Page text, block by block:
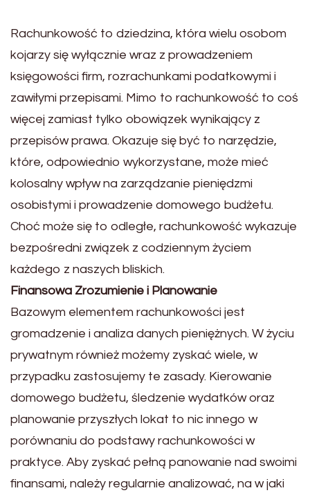
Rachunkowość to dziedzina, która wielu osobom
kojarzy się wyłącznie wraz z prowadzeniem
księgowości firm, rozrachunkami podatkowymi i
zawiłymi przepisami. Mimo to rachunkowość to coś
więcej zamiast tylko obowiązek wynikający z
przepisów prawa. Okazuje się być to narzędzie,
które, odpowiednio wykorzystane, może mieć
kolosalny wpływ na zarządzanie pieniędzmi
osobistymi i prowadzenie domowego budżetu.
Choć może się to odległe, rachunkowość wykazuje
bezpośredni związek z codziennym życiem
każdego z naszych bliskich.
Finansowa Zrozumienie i Planowanie
Bazowym elementem rachunkowości jest
gromadzenie i analiza danych pieniężnych. W życiu
prywatnym również możemy zyskać wiele, w
przypadku zastosujemy te zasady. Kierowanie
domowego budżetu, śledzenie wydatków oraz
planowanie przyszłych lokat to nic innego w
porównaniu do podstawy rachunkowości w
praktyce. Aby zyskać pełną panowanie nad swoimi
finansami, należy regularnie analizować, na w jaki